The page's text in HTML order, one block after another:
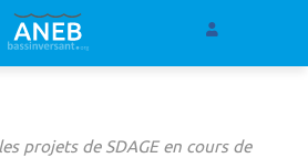
projets de SDAGE en cours de